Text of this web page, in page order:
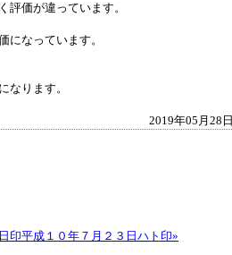
評価が違っています。
になっています。
なります。
2019年05月28日
平成１０年７月２３日ハト印»